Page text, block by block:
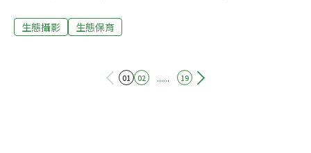
坊。徵件將於8月31日截止。攝影大賽邁入10週年，面對
稱，作品入圍後會要求參賽者提供原始檔，並強調攝影不
生態攝影 生態保育
01 02 ...... 19